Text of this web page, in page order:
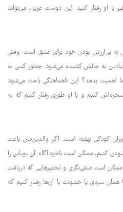
با او رفتار کنید. این دوست عزیز، می‌تواند
به بی‌ارزش بودن خود برای عشق است. وقتی
بنیادین به چالش کشیده می‌شود. چطور کسی به
اهمیت بدهد؟ این ناهماهنگی باعث می‌شود
کنیم و با او طوری رفتار کنیم که به
کودکی نهفته است. اگر والدین‌مان باعث
کنیم، ممکن است ناخودآگاه آن پویایی را
ممکن است منفی‌نگری و تحقیرهایی که دریافت
سردی یا خشونت با آن‌ها رفتار کنیم که